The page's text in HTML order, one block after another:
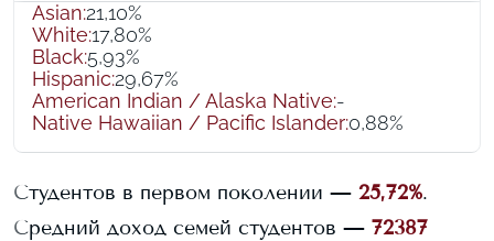
Asian:21,10%
White:17,80%
Black:5,93%
Hispanic:29,67%
American Indian / Alaska Native:-
Native Hawaiian / Pacific Islander:0,88%
Студентов в первом поколении — 25,72%.
Средний доход семей студентов — 72387